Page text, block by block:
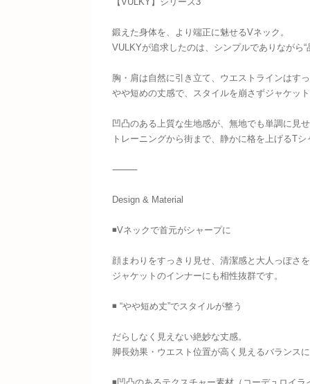
鍛えた身体を、より端正に魅せるVネック。
VULKYが追求したのは、シンプルでありながら“
胸・肩は自然に引き立て、ウエストラインはすっ
やや短めの丈感で、スタイルを崩さずジャケッ
凹凸のある上質な生地感が、無地でも単調に見せ
トレーニングから街まで、静かに格を上げるTシ
⸻
Design & Material
◾️Vネックで首元がシャープに
顔まわりをすっきり見せ、清潔感と大人っぽさを
ジャケットのインナーにも相性抜群です。
◾️ “やや短め丈”でスタイルが整う
だらしなく見えない絶妙な丈感。
脚長効果・ウエスト位置が高く見えるバランスに